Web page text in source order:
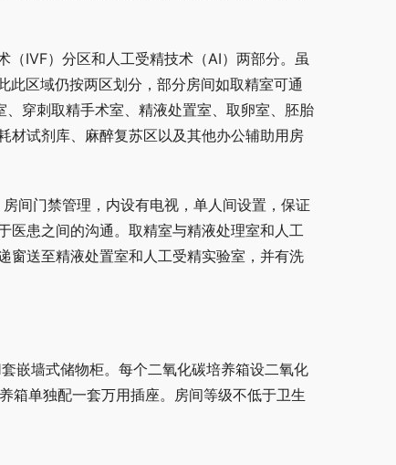
（IVF）分区和人工受精技术（AI）两部分。虽
区域仍按两区划分，部分房间如取精室可通
穿刺取精手术室、精液处置室、取卵室、胚胎
材试剂库、麻醉复苏区以及其他办公辅助用房
间门禁管理，内设有电视，单人间设置，保证
医患之间的沟通。取精室与精液处理室和人工
窗送至精液处置室和人工受精实验室，并有洗
嵌墙式储物柜。每个二氧化碳培养箱设二氧化
箱单独配一套万用插座。房间等级不低于卫生